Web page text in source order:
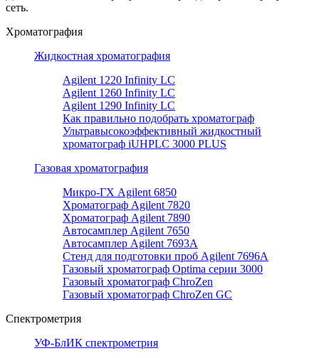
сеть.
Хроматография
Жидкостная хроматография
Agilent 1220 Infinity LC
Agilent 1260 Infinity LC
Agilent 1290 Infinity LC
Как правильно подобрать хроматограф
Ультравысокоэффективный жидкостный
хроматограф iUHPLC 3000 PLUS
Газовая хроматография
Микро-ГХ Agilent 6850
Хроматограф Agilent 7820
Хроматограф Agilent 7890
Автосамплер Agilent 7650
Автосамплер Agilent 7693A
Стенд для подготовки проб Agilent 7696А
Газовый хроматограф Optima серии 3000
Газовый хроматограф ChroZen
Газовый хроматограф ChroZen GC
Спектрометрия
УФ-БлИК спектрометрия